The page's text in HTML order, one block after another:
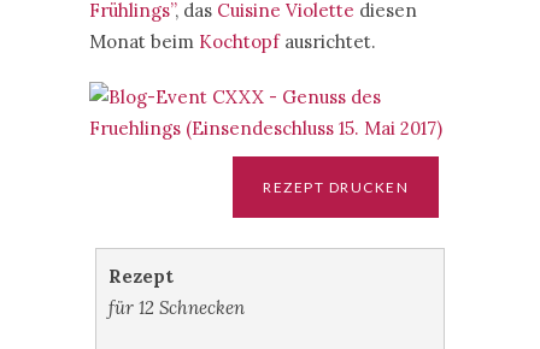
Frühlings”, das Cuisine Violette diesen
Monat beim Kochtopfausrichtet.
Rezept
für 12 Schnecken